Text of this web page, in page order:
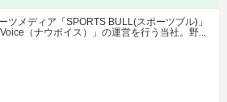
ツメディア「SPORTS BULL(スポーツブル)」
（ナウボイス）」の運営を行う当社。野...